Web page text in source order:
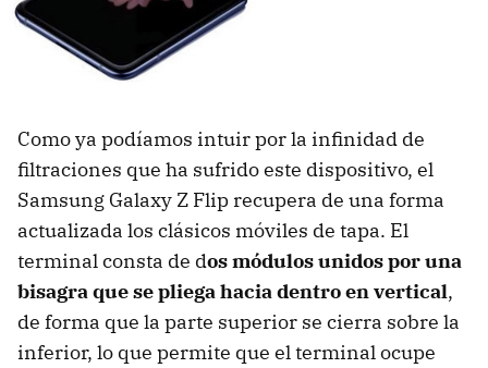
Como ya podíamos intuir por la infinidad de
filtraciones que ha sufrido este dispositivo, el
Samsung Galaxy Z Flip recupera de una forma
actualizada los clásicos móviles de tapa. El
terminal consta de dos módulos unidos por una
bisagra que se pliega hacia dentro en vertical,
de forma que la parte superior se cierra sobre la
inferior, lo que permite que el terminal ocupe